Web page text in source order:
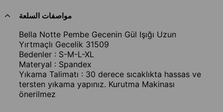
مواصفات السلعة
Bella Notte Pembe Gecenin Gül Işığı Uzun
Yırtmaçlı Gecelik 31509
Bedenler : S-M-L-XL
Materyal : Spandex
Yıkama Talimatı : 30 derece sıcaklıkta hassas ve
tersten yıkama yapınız. Kurutma Makinası
önerilmez